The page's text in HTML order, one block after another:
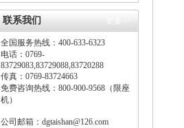
联系我们
全国服务热线：400-633-6323
电话：0769-
83729083,83729088,83720288
传真：0769-83724663
免费咨询热线：800-900-9568（限座
机）
公司邮箱：dgtaishan@126.com